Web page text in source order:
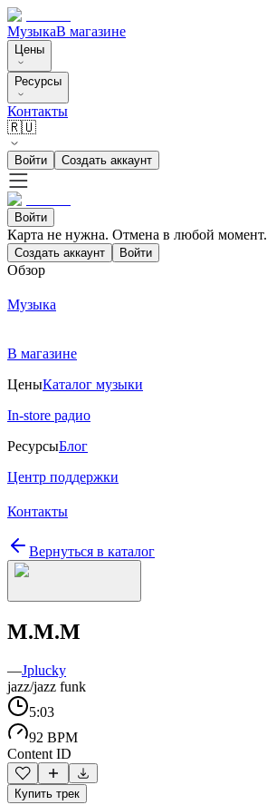
МузыкаВ магазине
Цены
Ресурсы
Контакты
🇷🇺
Войти Создать аккаунт
Войти
Карта не нужна. Отмена в любой момент.
Создать аккаунт Войти
Обзор
Музыка
В магазине
ЦеныКаталог музыки
In-store радио
РесурсыБлог
Центр поддержки
Контакты
Вернуться в каталог
M.M.M
—Jplucky
jazz/jazz funk
5:03
92 BPM
Content ID
Купить трек